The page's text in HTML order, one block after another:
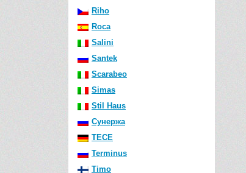
Riho
Roca
Salini
Santek
Scarabeo
Simas
Stil Haus
Сунержа
TECE
Terminus
Timo